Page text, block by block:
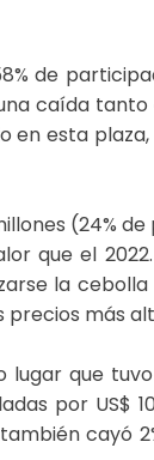
de
caída
en esta
(24%
que el
la
precios más
lugar que
por US$
cayó